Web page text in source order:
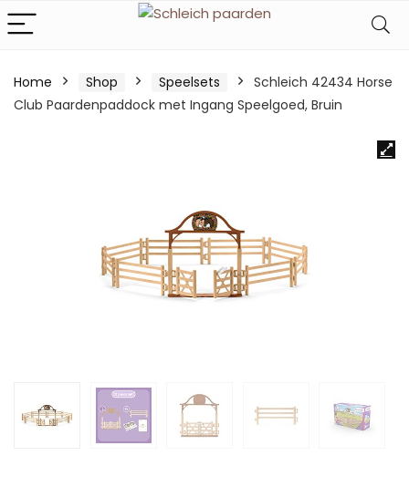
Home Shop Speelsets
Schleich 42434 Horse
Club Paardenpaddock met Ingang Speelgoed, Bruin